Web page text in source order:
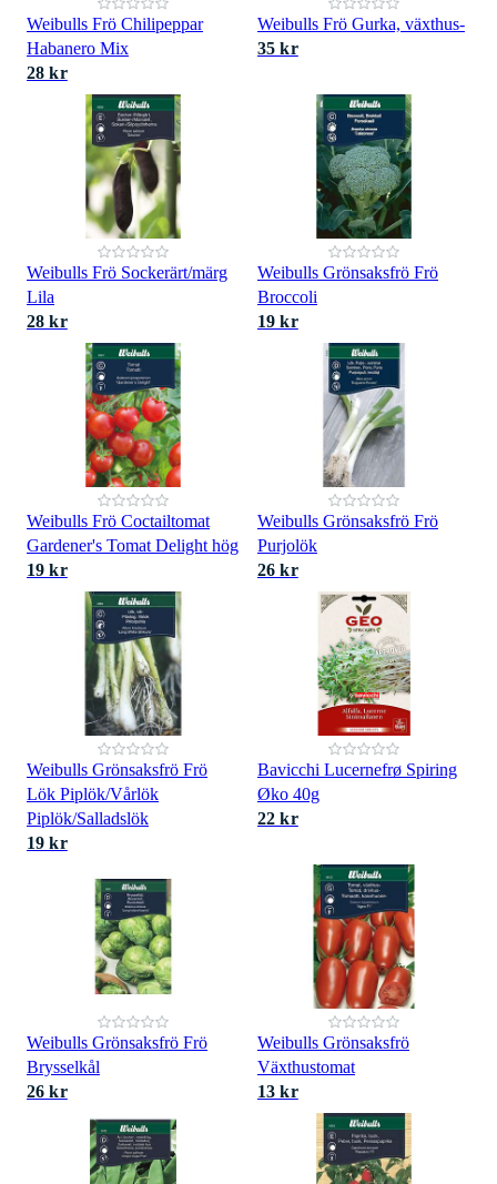
Weibulls Frö Chilipeppar
Habanero Mix
28 kr
Weibulls Frö Gurka, växthus-
35 kr
Weibulls Frö Sockerärt/märg
Lila
28 kr
Weibulls Grönsaksfrö Frö
Broccoli
19 kr
Weibulls Frö Coctailtomat
Gardener's Tomat Delight hög
19 kr
Weibulls Grönsaksfrö Frö
Purjolök
26 kr
Weibulls Grönsaksfrö Frö
Lök Piplök/Vårlök
Piplök/Salladslök
19 kr
Bavicchi Lucernefrø Spiring
Øko 40g
22 kr
Weibulls Grönsaksfrö Frö
Brysselkål
26 kr
Weibulls Grönsaksfrö
Växthustomat
13 kr